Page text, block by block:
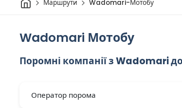
Маршрути Wadomari-Мотобу
Wadomari Мотобу
Поромні компанії з Wadomari
Оператор порома